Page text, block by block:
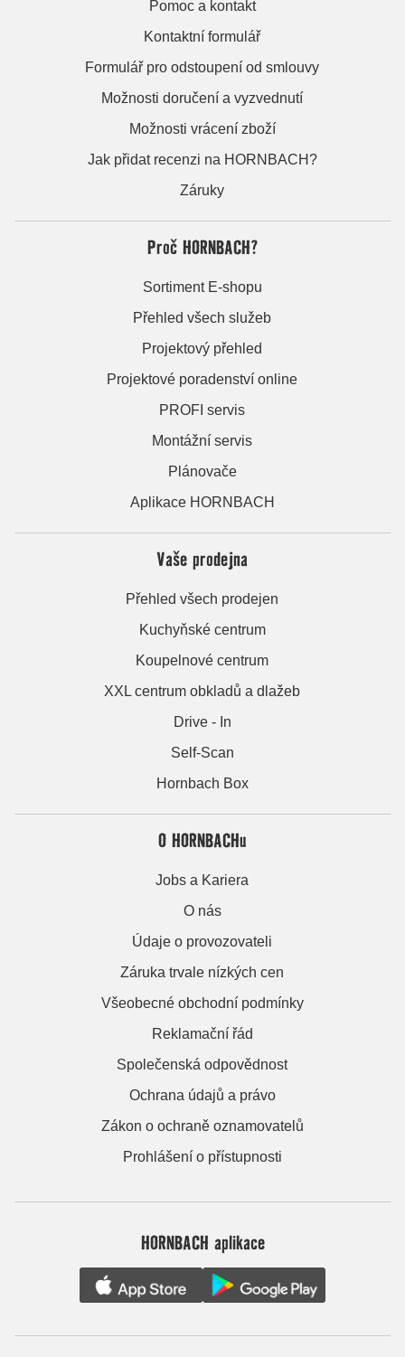
Pomoc a kontakt
Kontaktní formulář
Formulář pro odstoupení od smlouvy
Možnosti doručení a vyzvednutí
Možnosti vrácení zboží
Jak přidat recenzi na HORNBACH?
Záruky
Proč HORNBACH?
Sortiment E-shopu
Přehled všech služeb
Projektový přehled
Projektové poradenství online
PROFI servis
Montážní servis
Plánovače
Aplikace HORNBACH
Vaše prodejna
Přehled všech prodejen
Kuchyňské centrum
Koupelnové centrum
XXL centrum obkladů a dlažeb
Drive - In
Self-Scan
Hornbach Box
O HORNBACHu
Jobs a Kariera
O nás
Údaje o provozovateli
Záruka trvale nízkých cen
Všeobecné obchodní podmínky
Reklamační řád
Společenská odpovědnost
Ochrana údajů a právo
Zákon o ochraně oznamovatelů
Prohlášení o přístupnosti
HORNBACH aplikace